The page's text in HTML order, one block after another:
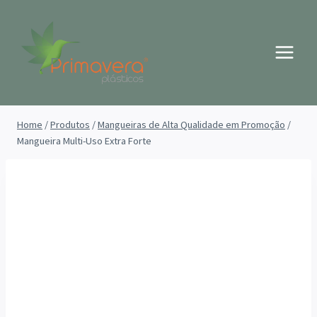
Conteúdo
Home /Produtos /Mangueiras de Alta Qualidade em Promoção /
Mangueira Multi-Uso Extra Forte